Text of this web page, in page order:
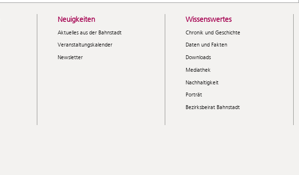
Neuigkeiten
Aktuelles aus der Bahnstadt
Veranstaltungskalender
Newsletter
Wissenswertes
Chronik und Geschichte
Daten und Fakten
Downloads
Mediathek
Nachhaltigkeit
Porträt
Bezirksbeirat Bahnstadt